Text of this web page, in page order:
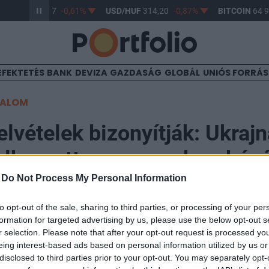
Do Not Process My Personal Information
opt-out of the sale, sharing to third parties, or processing of your
for targeted advertising by us, please use the below opt-out
selection. Please note that after your opt-out request is processed
interest-based ads based on personal information utilized by us
to third parties prior to your opt-out. You may separately
363,17 -0,61% USD/HUF314,20 -0,87% BITCOIN64
BANK DEVIZA GAZDASÁG GLOBÁL UNIÓS
bizonyítják:
az orosz
terjengenek a közösségi médiában arról, hogy
elleni dróncsapásai olyannyira sikeresek